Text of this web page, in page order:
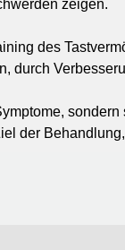
zeigen.
des
durch
der